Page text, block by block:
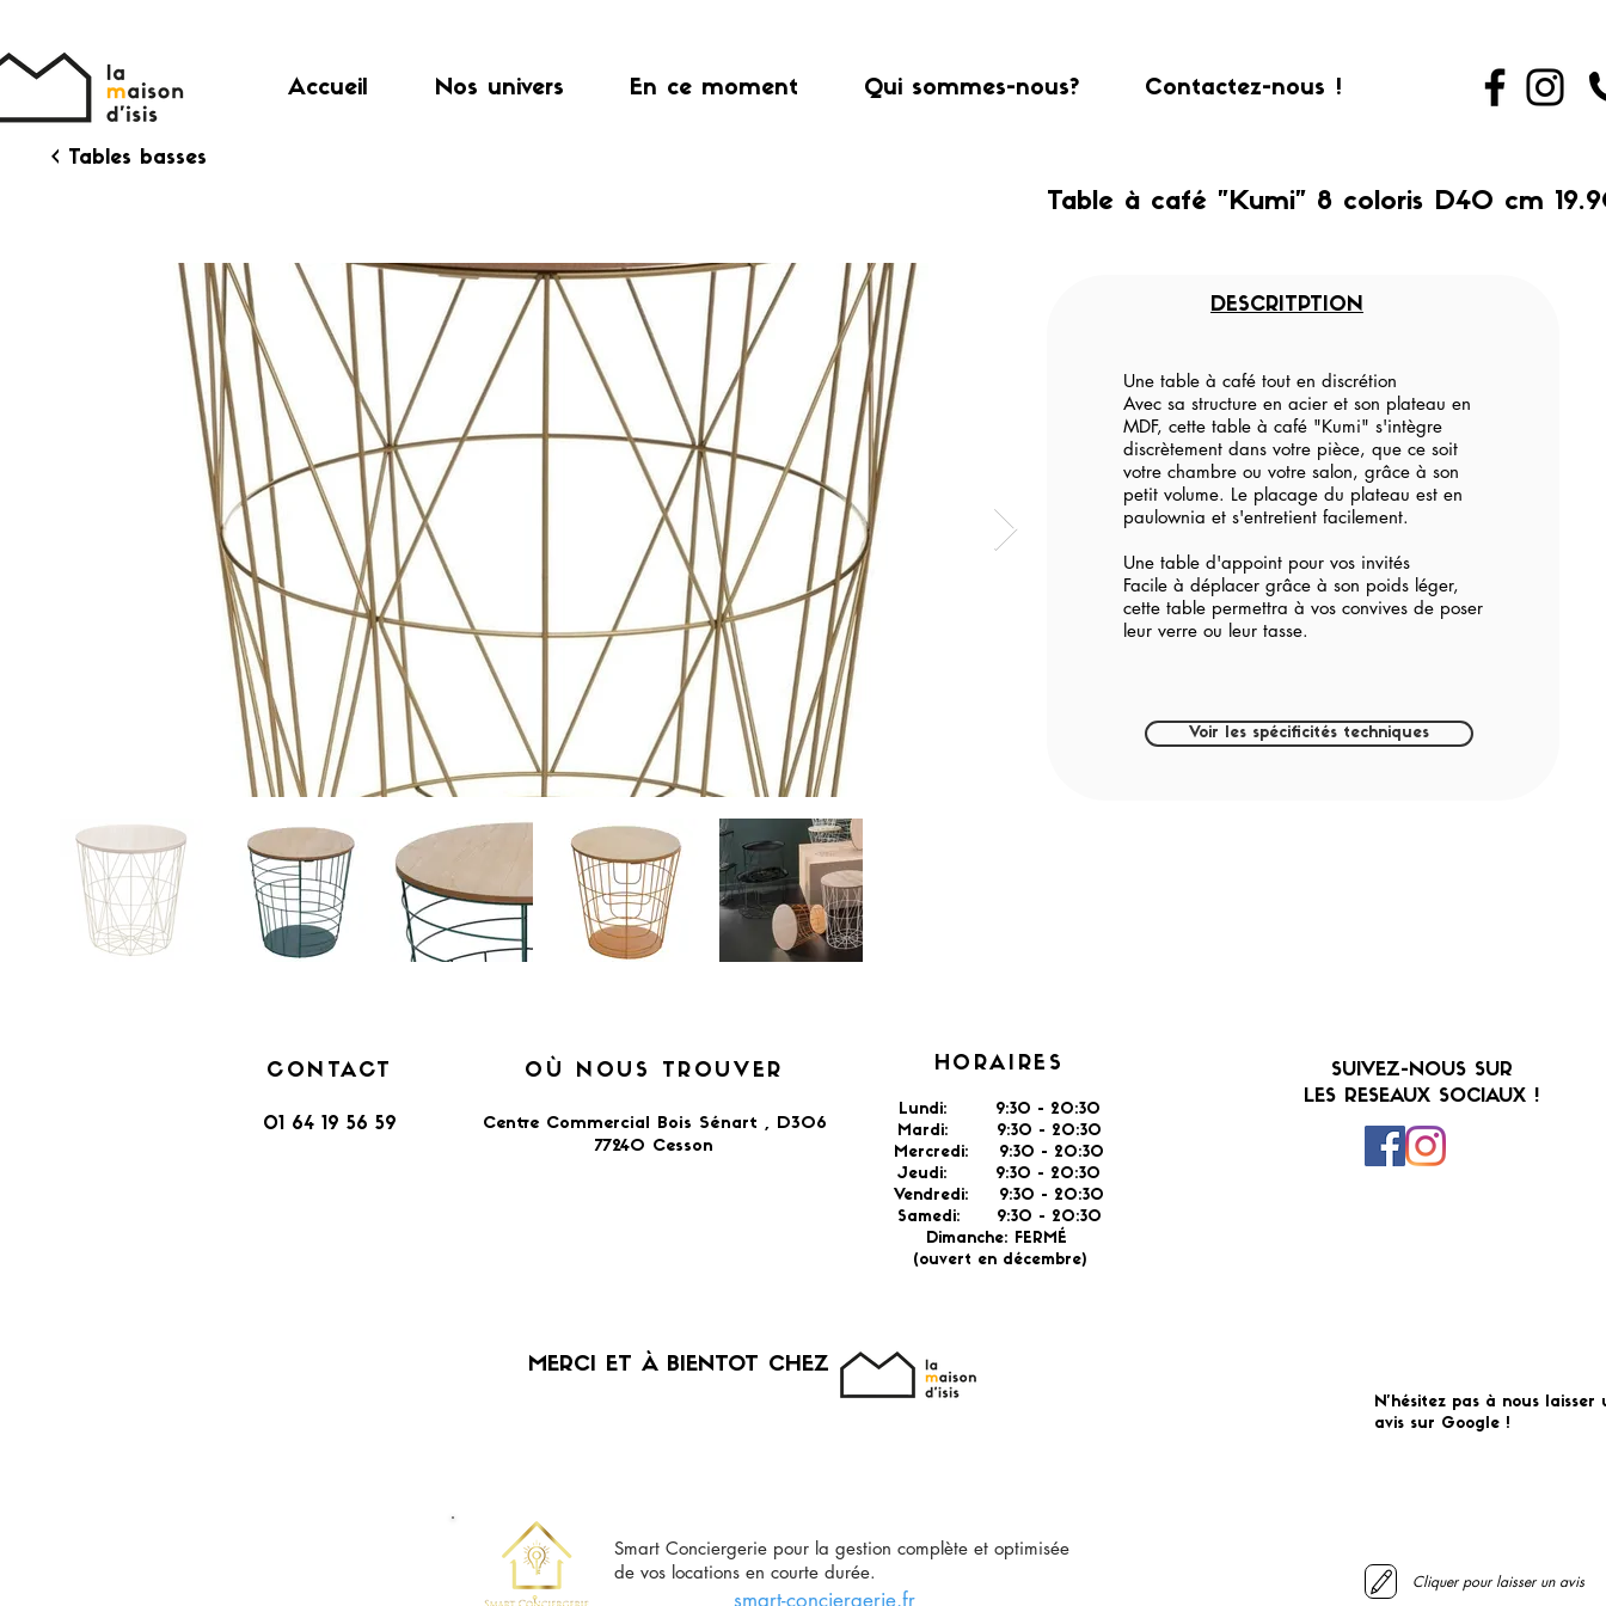
Accueil Nos univers En ce moment Qui sommes-nous? Contactez-nous !
< Tables basses
Table à café "Kumi" 8 coloris D40 cm
DESCRITPTION
Une table à café tout en discrétion
Avec sa structure en acier et son plateau en
MDF, cette table à café "Kumi" s'intègre
discrètement dans votre pièce, que ce soit
votre chambre ou votre salon, grâce à son
petit volume. Le placage du plateau est en
paulownia et s'entretient facilement.
Une table d'appoint pour vos invités
Facile à déplacer grâce à son poids léger,
cette table permettra à vos convives de poser
leur verre ou leur tasse.
Voir les spécificités techniques
CONTACT
01 64 19 56 59
OÙ NOUS TROUVER
Centre Commercial Bois Sénart , D306
77240 Cesson​
HORAIRES
Lundi: 9:30 - 20:30
Mardi: 9:30 - 20:30
Mercredi: 9:30 - 20:30
Jeudi: 9:30 - 20:30
Vendredi: 9:30 - 20:30
Samedi: 9:30 - 20:30
Dimanche: FERMÉ
(ouvert en décembre)
​MERCI ET À BIENTOT CHEZ
Smart Conciergerie pour la gestion complète et optimisée
de vos locations en courte durée.
smart-conciergerie.fr
SUIVEZ-NOUS SUR
LES RESEAUX SOCIAUX !
N'hésitez pas à nous laisser
avis sur Google !
Cliquer pour laisser un avis